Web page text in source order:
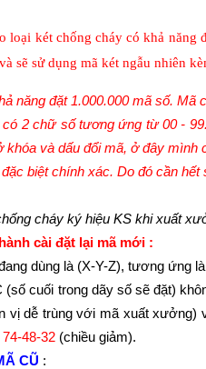
loại két chống cháy có khả năng
sẽ sử dụng mã két ngẫu nhiên
năng đặt 1.000.000 mã số. Mã
2 chữ số tương ứng từ 00 -
khóa và dấu đổi mã, ở đây mình
biệt chính xác. Do đó cần
cháy ký hiệu KS khi xuất
cài đặt lại mã mới :
dùng là (X-Y-Z), tương ứng
cuối trong dãy số sẽ đặt)
vị dễ trùng với mã xuất xưởng)
74-48-32 (chiều giảm).
CŨ :